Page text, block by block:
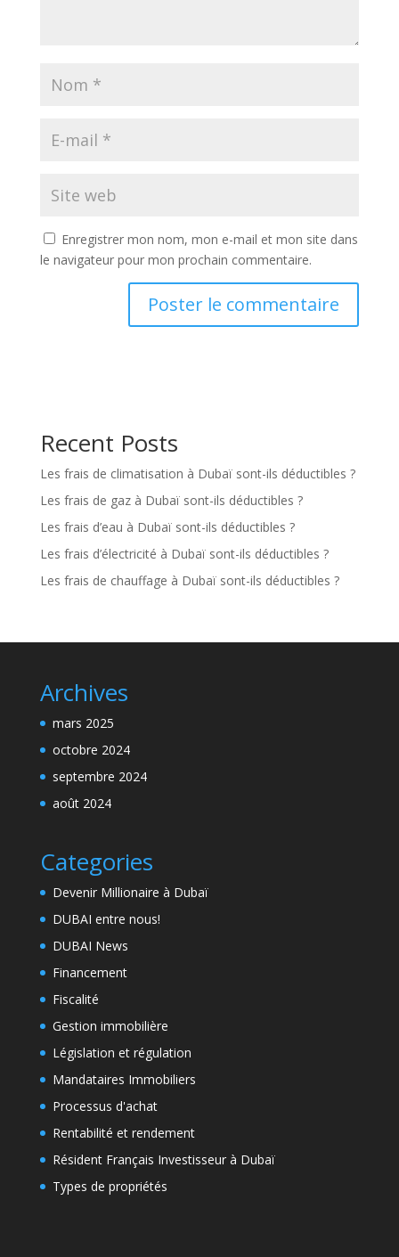
Enregistrer mon nom, mon e-mail et mon site dans
le navigateur pour mon prochain commentaire.
Recent Posts
Les frais de climatisation à Dubaï sont-ils déductibles ?
Les frais de gaz à Dubaï sont-ils déductibles ?
Les frais d’eau à Dubaï sont-ils déductibles ?
Les frais d’électricité à Dubaï sont-ils déductibles ?
Les frais de chauffage à Dubaï sont-ils déductibles ?
Archives
mars 2025
octobre 2024
septembre 2024
août 2024
Categories
Devenir Millionaire à Dubaï
DUBAI entre nous!
DUBAI News
Financement
Fiscalité
Gestion immobilière
Législation et régulation
Mandataires Immobiliers
Processus d'achat
Rentabilité et rendement
Résident Français Investisseur à Dubaï
Types de propriétés